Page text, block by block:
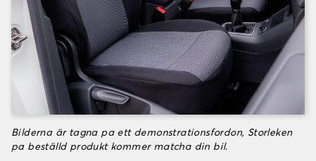
Bilderna är tagna pa ett demonstrationsfordon, Storleken
pa beställd produkt kommer matcha din bil.